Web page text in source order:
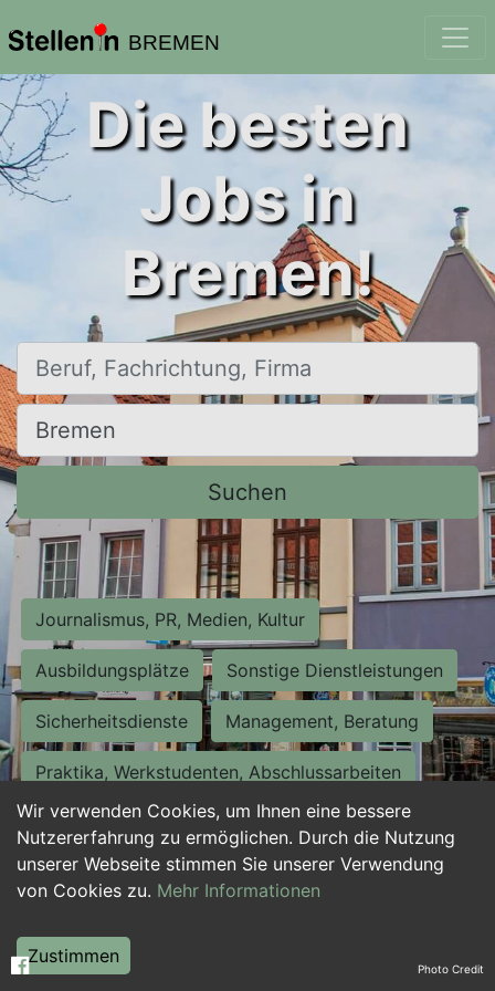
BREMEN
Wir verwenden Cookies, um Ihnen eine bessere
Nutzererfahrung zu ermöglichen. Durch die Nutzung
unserer Webseite stimmen Sie unserer Verwendung
von Cookies zu. Mehr Informationen
Zustimmen
Die besten
Jobs in
Bremen!
Beruf, Fachrichtung, Firma
Ort, Stadt
Suchen
Journalismus, PR, Medien, Kultur
Ausbildungsplätze Sonstige Dienstleistungen
Sicherheitsdienste Management, Beratung
Praktika, Werkstudenten, Abschlussarbeiten
Personalwesen Assistenz, Sekretariat
Hilfskräfte, Aushilfs- und Nebenjobs
Weiterbildung, Studium, duale Ausbildung Photo Credit